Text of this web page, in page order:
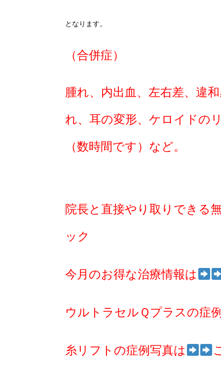
となります。
（合併症）
腫れ、内出血、左右差、違
れ、耳の変形、ケロイドの
（数時間です）など。
院長と直接やり取りできる
ック
今月のお得な治療情報は
ウルトラセルＱプラスの症
糸リフトの症例写真は